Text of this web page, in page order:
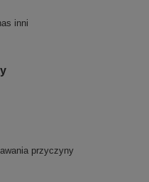
inni
przyczyny